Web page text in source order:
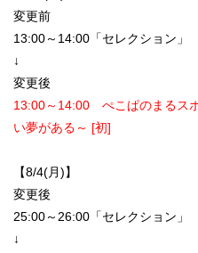
変更前
13:00～14:00「セレクション」
↓
変更後
13:00～14:00 ぺこぱのまるス
い夢がある～ [初]
【8/4(月)】
変更後
25:00～26:00「セレクション」
↓